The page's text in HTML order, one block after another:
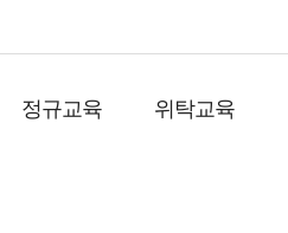
정규교육 위탁교육